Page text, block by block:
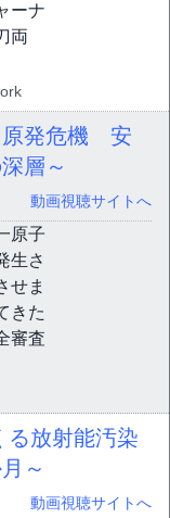
ーナ
両
発危機 安
層～
動画視聴サイトへ
原子
生さ
せま
きた
審査
る放射能汚染
～
動画視聴サイトへ